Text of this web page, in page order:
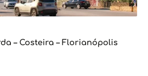
– Costeira – Florianópolis